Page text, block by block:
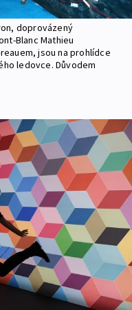
doprovázený
Blanc Mathieu
jsou na prohlídce
ledovce. Důvodem